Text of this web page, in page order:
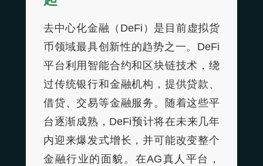
去中心化金融（DeFi）是目前虚拟货
币领域最具创新性的趋势之一。DeFi
平台利用智能合约和区块链技术，绕
过传统银行和金融机构，提供贷款、
借贷、交易等金融服务。随着这些平
台逐渐成熟，DeFi预计将在未来几年
内迎来爆发式增长，并可能改变整个
金融行业的面貌。在AG真人平台，